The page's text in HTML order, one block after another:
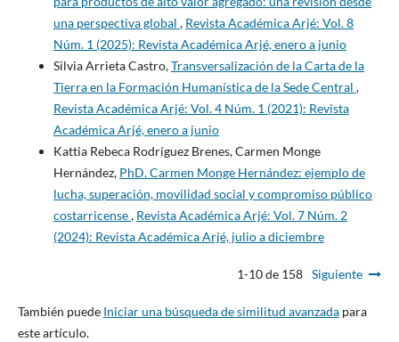
una perspectiva global , Revista Académica Arjé: Vol. 8
Núm. 1 (2025): Revista Académica Arjé, enero a junio
Silvia Arrieta Castro,Transversalización de la Carta de la
Tierra en la Formación Humanística de la Sede Central ,
Revista Académica Arjé: Vol. 4 Núm. 1 (2021): Revista
Académica Arjé, enero a junio
Kattia Rebeca Rodríguez Brenes, Carmen Monge
Hernández, PhD. Carmen Monge Hernández: ejemplo de
lucha, superación, movilidad social y compromiso público
costarricense, Revista Académica Arjé: Vol. 7 Núm. 2
(2024): Revista Académica Arjé, julio a diciembre
1-10 de 158 Siguiente
También puede Iniciar una búsqueda de similitud avanzadapara
este artículo.